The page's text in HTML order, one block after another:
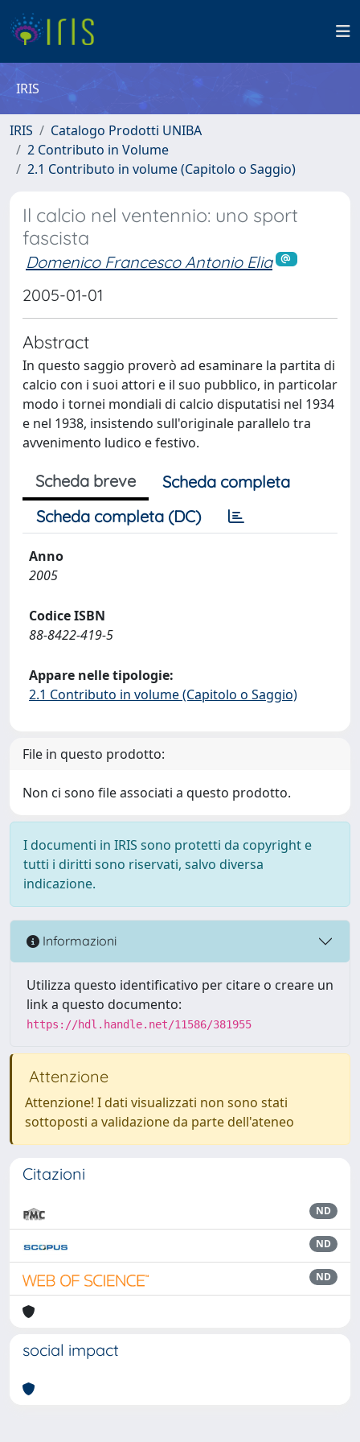
IRIS
IRIS
Catalogo Prodotti UNIBA
2 Contributo in Volume
2.1 Contributo in volume (Capitolo o Saggio)
Il calcio nel ventennio: uno sport
fascista
Domenico Francesco Antonio Elia
2005-01-01
Abstract
In questo saggio proverò ad esaminare la partita di
calcio con i suoi attori e il suo pubblico, in particolar
modo i tornei mondiali di calcio disputatisi nel 1934
e nel 1938, insistendo sull'originale parallelo tra
avvenimento ludico e festivo.
Scheda breve
Scheda completa
Scheda completa (DC)
Anno
2005
Codice ISBN
88-8422-419-5
Appare nelle tipologie:
2.1 Contributo in volume (Capitolo o Saggio)
File in questo prodotto:
Non ci sono file associati a questo prodotto.
I documenti in IRIS sono protetti da copyright e
tutti i diritti sono riservati, salvo diversa
indicazione.
Informazioni
Utilizza questo identificativo per citare o creare un
link a questo documento:
https://hdl.handle.net/11586/381955
Attenzione
Attenzione! I dati visualizzati non sono stati
sottoposti a validazione da parte dell'ateneo
Citazioni
ND
ND
ND
social impact